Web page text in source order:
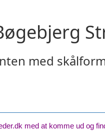
med
med at komme ud og